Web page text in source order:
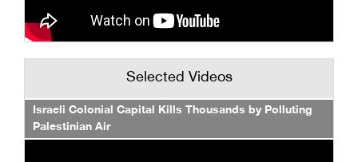
Selected Videos
Israeli Colonial Capital Kills Thousands by Polluting
Palestinian Air